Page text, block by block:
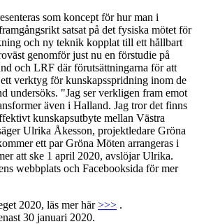
som koncept för hur man i
satsat på det fysiska mötet för
och ny teknik kopplat till ett hållbart
genomför just nu en förstudie på
och LRF där förutsättningarna för att
verktyg för kunskapsspridning inom de
undersöks. "Jag ser verkligen fram emot
även i Halland. Jag tror det finns
kunskapsutbyte mellan Västra
Ulrika Åkesson, projektledare Gröna
ett par Gröna Möten arrangeras i
att ske 1 april 2020, avslöjar Ulrika.
webbplats och Facebooksida för mer
2020, läs mer här>>> .
30 januari 2020.